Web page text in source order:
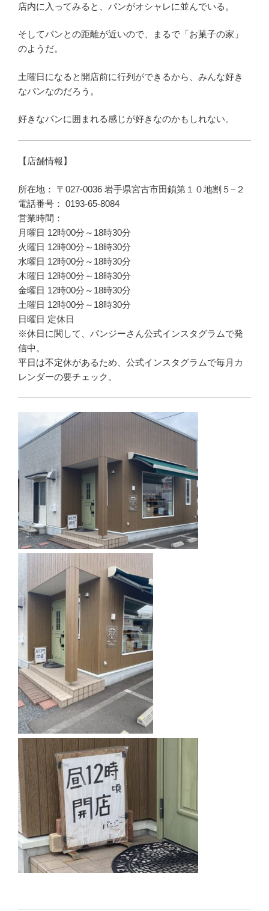
店内に入ってみると、パンがオシャレに並んでいる。
そしてパンとの距離が近いので、まるで「お菓子の家」
のようだ。
土曜日になると開店前に行列ができるから、みんな好き
なパンなのだろう。
好きなパンに囲まれる感じが好きなのかもしれない。
【店舗情報】
所在地： 〒027-0036 岩手県宮古市田鎖第１０地割５−２
電話番号： 0193-65-8084
営業時間：
月曜日 12時00分～18時30分
火曜日 12時00分～18時30分
水曜日 12時00分～18時30分
木曜日 12時00分～18時30分
金曜日 12時00分～18時30分
土曜日 12時00分～18時30分
日曜日 定休日
※休日に関して、パンジーさん公式インスタグラムで発
信中。
平日は不定休があるため、公式インスタグラムで毎月カ
レンダーの要チェック。